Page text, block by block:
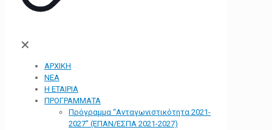
✕
ΑΡΧΙΚΗ
ΝΕΑ
Η ΕΤΑΙΡΙΑ
ΠΡΟΓΡΑΜΜΑΤΑ
Πρόγραμμα “Ανταγωνιστικότητα 2021-
2027” (ΕΠΑΝ/ΕΣΠΑ 2021-2027)